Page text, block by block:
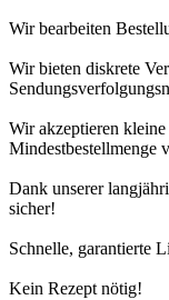
Wir bearbeiten
Wir bieten diskrete
Wir akzeptieren
Mindestbestellmenge
Dank unserer
sicher!
Schnelle, garantierte
Kein Rezept nötig!